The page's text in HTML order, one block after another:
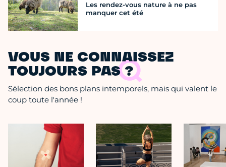
Les rendez-vous nature à ne pas
manquer cet été
VOUS NE CONNAISSEZ
TOUJOURS PAS ?
Sélection des bons plans intemporels, mais qui valent le
coup toute l'année !